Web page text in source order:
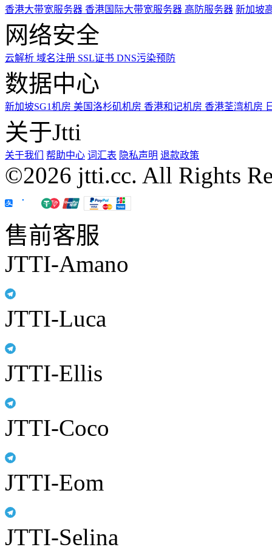
香港大带宽服务器 香港国际大带宽服务器 高防服务器 新加坡
网络安全
云解析 域名注册 SSL证书 DNS污染预防
数据中心
新加坡SG1机房 美国洛杉矶机房 香港和记机房 香港荃湾机房
关于Jtti
关于我们 帮助中心 词汇表 隐私声明 退款政策
©2026 jtti.cc. All Rights
售前客服
JTTI-Amano
JTTI-Luca
JTTI-Ellis
JTTI-Coco
JTTI-Eom
JTTI-Selina